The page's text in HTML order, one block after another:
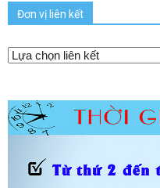
Đơn vị liên kết